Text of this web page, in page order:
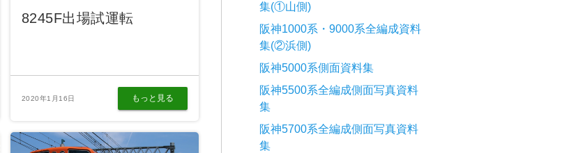
8245F出場試運転
2020年1月16日 もっと見る
集(①山側)
阪神1000系・9000系全編成資料
集(②浜側)
阪神5000系側面資料集
阪神5500系全編成側面写真資料
集
阪神5700系全編成側面写真資料
集